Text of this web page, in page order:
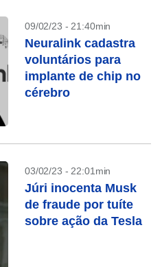
09/02/23 - 21:40min
Neuralink cadastra
voluntários para
implante de chip no
cérebro
03/02/23 - 22:01min
Júri inocenta Musk
de fraude por tuíte
sobre ação da Tesla